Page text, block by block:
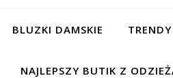
BLUZKI DAMSKIE TRENDY
NAJLEPSZY BUTIK Z